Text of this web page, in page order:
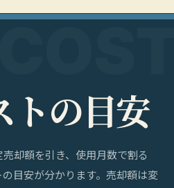
トの目安
却額を引き、使用月数で割る
目安が分かります。売却額は変